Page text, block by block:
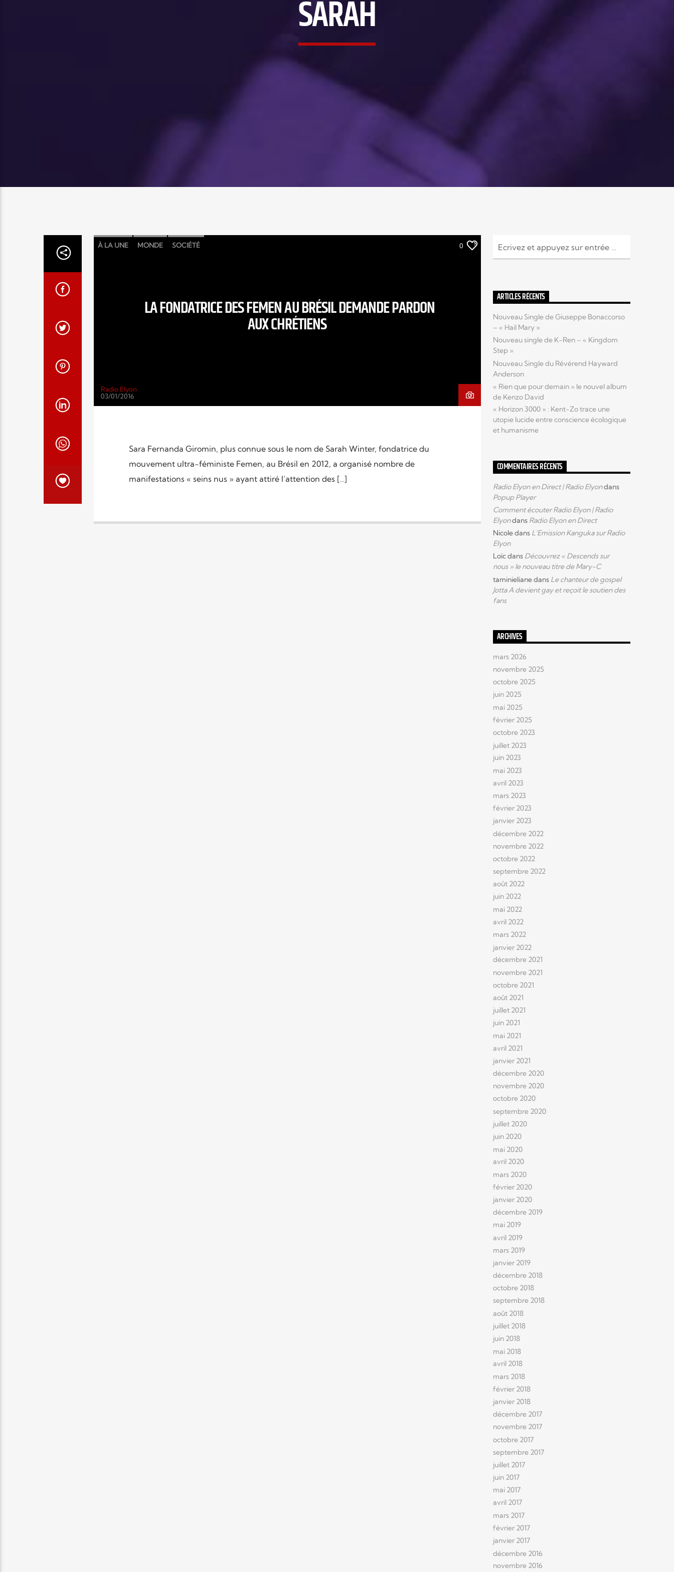
SARAH
À LA UNE MONDE SOCIÉTÉ 0
LA FONDATRICE DES FEMEN AU BRÉSIL DEMANDE PARDON
AUX CHRÉTIENS
Radio Elyon
03/01/2016
Sara Fernanda Giromin, plus connue sous le nom de Sarah Winter, fondatrice du
mouvement ultra-féministe Femen, au Brésil en 2012, a organisé nombre de
manifestations « seins nus » ayant attiré l’attention des […]
ARTICLES RÉCENTS
Nouveau Single de Giuseppe Bonaccorso
– « Hail Mary »
Nouveau single de K-Ren – « Kingdom
Step »
Nouveau Single du Révérend Hayward
Anderson
« Rien que pour demain » le nouvel album
de Kenzo David
« Horizon 3000 » : Kent-Zo trace une
utopie lucide entre conscience écologique
et humanisme
COMMENTAIRES RÉCENTS
Radio Elyon en Direct | Radio Elyondans
Popup Player
Comment écouter Radio Elyon | Radio
Elyondans Radio Elyon en Direct
Nicoledans L’Emission Kanguka sur Radio
Elyon
Loïcdans Découvrez « Descends sur
nous » le nouveau titre de Mary-C
taminielianedans Le chanteur de gospel
Jotta A devient gay et reçoit le soutien des
fans
ARCHIVES
mars 2026
novembre 2025
octobre 2025
juin 2025
mai 2025
février 2025
octobre 2023
juillet 2023
juin 2023
mai 2023
avril 2023
mars 2023
février 2023
janvier 2023
décembre 2022
novembre 2022
octobre 2022
septembre 2022
août 2022
juin 2022
mai 2022
avril 2022
mars 2022
janvier 2022
décembre 2021
novembre 2021
octobre 2021
août 2021
juillet 2021
juin 2021
mai 2021
avril 2021
janvier 2021
décembre 2020
novembre 2020
octobre 2020
septembre 2020
juillet 2020
juin 2020
mai 2020
avril 2020
mars 2020
février 2020
janvier 2020
décembre 2019
mai 2019
avril 2019
mars 2019
janvier 2019
décembre 2018
octobre 2018
septembre 2018
août 2018
juillet 2018
juin 2018
mai 2018
avril 2018
mars 2018
février 2018
janvier 2018
décembre 2017
novembre 2017
octobre 2017
septembre 2017
juillet 2017
juin 2017
mai 2017
avril 2017
mars 2017
février 2017
janvier 2017
décembre 2016
novembre 2016